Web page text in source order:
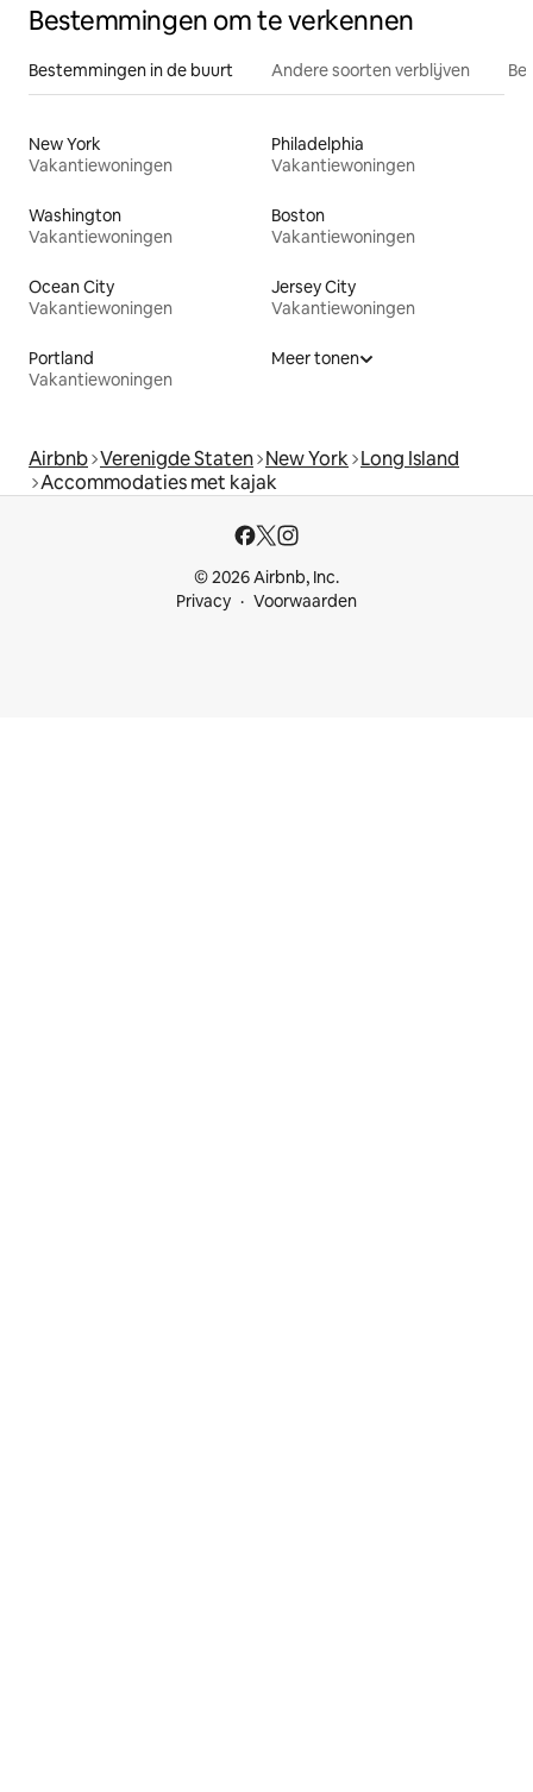
Bestemmingen om te verkennen
Bestemmingen in de buurt Andere soorten verblijven
New York
Vakantiewoningen
Philadelphia
Vakantiewoningen
Washington
Vakantiewoningen
Boston
Vakantiewoningen
Ocean City
Vakantiewoningen
Jersey City
Vakantiewoningen
Portland
Vakantiewoningen
Meer tonen
Airbnb Verenigde Staten New York Long Island
Accommodaties met kajak
© 2026 Airbnb, Inc.
Privacy
Voorwaarden